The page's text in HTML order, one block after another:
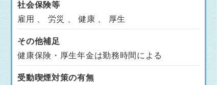
社会保険等
雇用 、 労災 、 健康 、 厚生
その他補足
健康保険・厚生年金は勤務時間による
受動喫煙対策の有無